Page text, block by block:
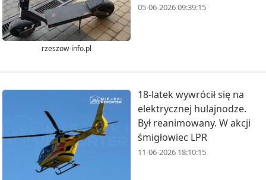
rzeszow-info.pl
05-06-2026 09:39:15
18-latek wywrócił się na
elektrycznej hulajnodze.
Był reanimowany. W akcji
śmigłowiec LPR
11-06-2026 18:10:15